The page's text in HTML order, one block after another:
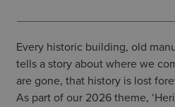
Every historic building, old
tells a story about where we
are gone, that history is lost
As part of our 2026 theme,